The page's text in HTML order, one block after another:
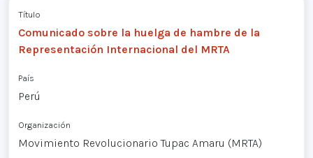
Título
Comunicado sobre la huelga de hambre de la
Representación Internacional del MRTA
País
Perú
Organización
Movimiento Revolucionario Tupac Amaru (MRTA)